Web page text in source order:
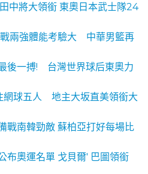
中將大領銜 東奧日本武士隊24
兩強體能考驗大 中華男籃再
後一搏! 台灣世界球后東奧力
網球五人 地主大坂直美領銜大
戰南韓勁敵 蘇柏亞打好每場比
布奧運名單 戈貝爾' 巴圖領銜